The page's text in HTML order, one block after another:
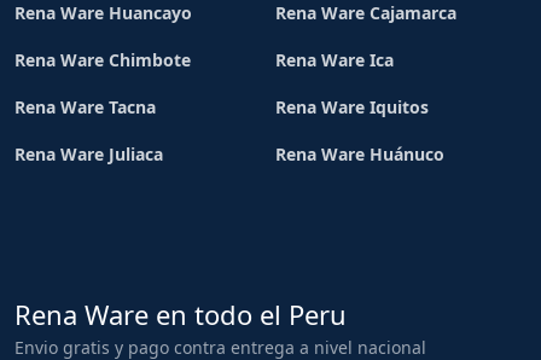
Rena Ware Huancayo Rena Ware Cajamarca
Rena Ware Chimbote Rena Ware Ica
Rena Ware Tacna Rena Ware Iquitos
Rena Ware Juliaca Rena Ware Huánuco
Rena Ware en todo el Peru
Envio gratis y pago contra entrega a nivel nacional